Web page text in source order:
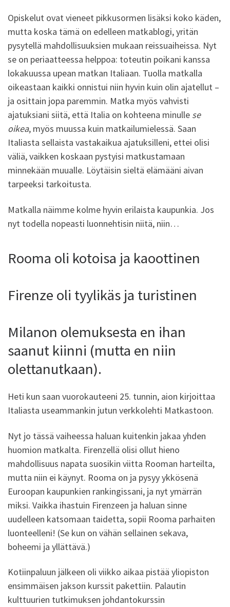
Opiskelut ovat vieneet pikkusormen lisäksi koko käden,
mutta koska tämä on edelleen matkablogi, yritän
pysytellä mahdollisuuksien mukaan reissuaiheissa. Nyt
se on periaatteessa helppoa: toteutin poikani kanssa
lokakuussa upean matkan Italiaan. Tuolla matkalla
oikeastaan kaikki onnistui niin hyvin kuin olin ajatellut –
ja osittain jopa paremmin. Matka myös vahvisti
ajatuksiani siitä, että Italia on kohteena minulle se
oikea, myös muussa kuin matkailumielessä. Saan
Italiasta sellaista vastakaikua ajatuksilleni, ettei olisi
väliä, vaikken koskaan pystyisi matkustamaan
minnekään muualle. Löytäisin sieltä elämääni aivan
tarpeeksi tarkoitusta.
Matkalla näimme kolme hyvin erilaista kaupunkia. Jos
nyt todella nopeasti luonnehtisin niitä, niin…
Rooma oli kotoisa ja kaoottinen
Firenze oli tyylikäs ja turistinen
Milanon olemuksesta en ihan
saanut kiinni (mutta en niin
olettanutkaan).
Heti kun saan vuorokauteeni 25. tunnin, aion kirjoittaa
Italiasta useammankin jutun verkkolehti Matkastoon.
Nyt jo tässä vaiheessa haluan kuitenkin jakaa yhden
huomion matkalta. Firenzellä olisi ollut hieno
mahdollisuus napata suosikin viitta Rooman harteilta,
mutta niin ei käynyt. Rooma on ja pysyy ykkösenä
Euroopan kaupunkien rankingissani, ja nyt ymärrän
miksi. Vaikka ihastuin Firenzeen ja haluan sinne
uudelleen katsomaan taidetta, sopii Rooma parhaiten
luonteelleni! (Se kun on vähän sellainen sekava,
boheemi ja yllättävä.)
Kotiinpaluun jälkeen oli viikko aikaa pistää yliopiston
ensimmäisen jakson kurssit pakettiin. Palautin
kulttuurien tutkimuksen johdantokurssin